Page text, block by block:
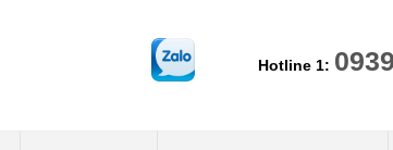
Hotline 1: